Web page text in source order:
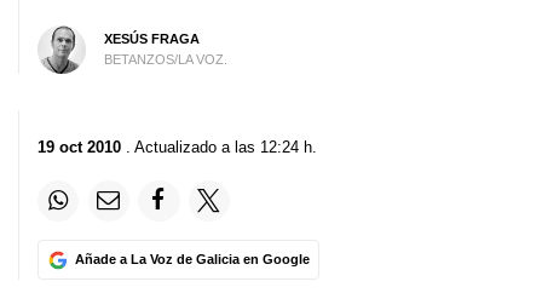
XESÚS FRAGA
BETANZOS/LA VOZ.
19 oct 2010 . Actualizado a las 12:24 h.
Añade a La Voz de Galicia en Google